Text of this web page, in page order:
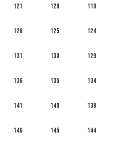
119
120
121
124
125
126
129
130
131
134
135
136
139
140
141
144
145
146